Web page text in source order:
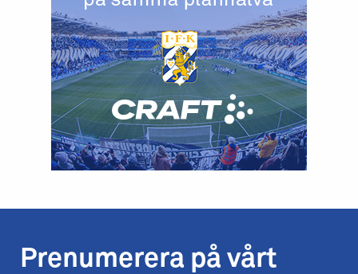
Prenumerera på vårt